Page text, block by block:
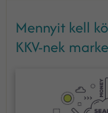
Mennyit kell
KKV-nek